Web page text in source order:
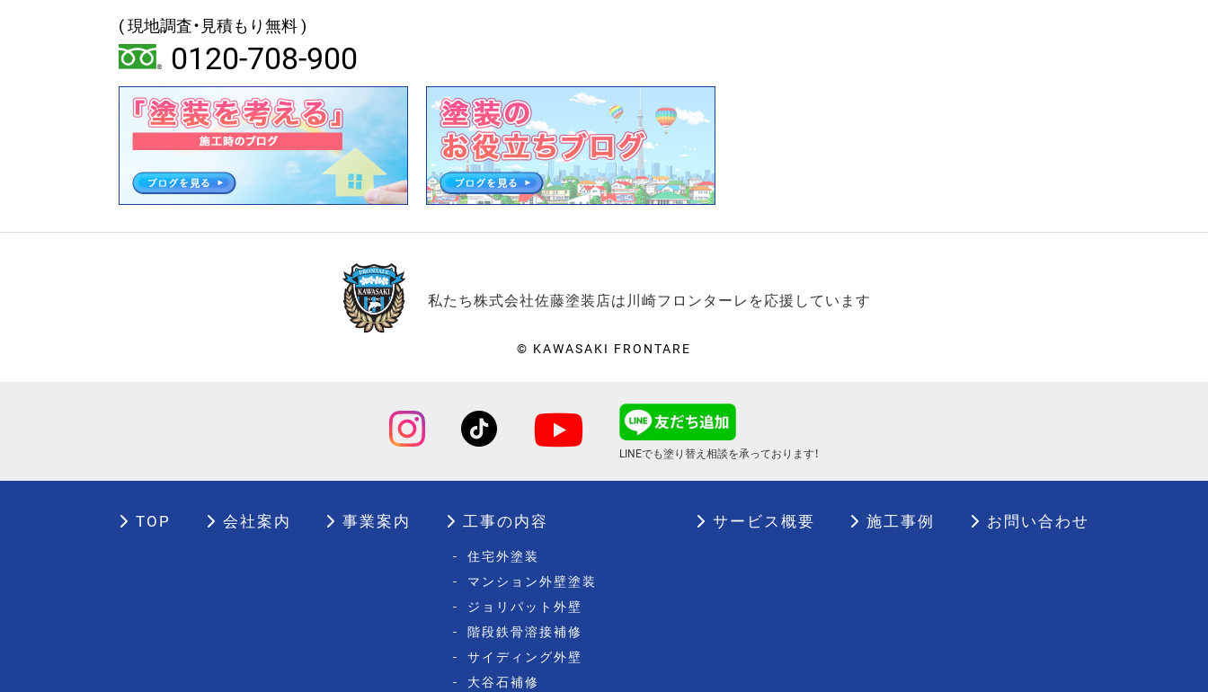
( 現地調査・見積もり無料 )
0120-708-900
私たち株式会社佐藤塗装店は川崎フロンターレを応援しています
© KAWASAKI FRONTARE
LINEでも塗り替え相談を承っております！
TOP 会社案内 事業案内 工事の内容
-
住宅外塗装
-
マンション外壁塗装
-
ジョリパット外壁
-
階段鉄骨溶接補修
-
サイディング外壁
-
大谷石補修
サービス概要 施工事例 お問い合わせ